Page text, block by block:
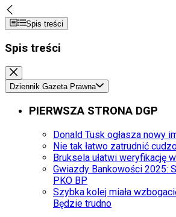
Spis treści
Spis treści
Dziennik Gazeta Prawna
PIERWSZA STRONA DGP
Donald Tusk ogłasza nowy
Nie tak łatwo zatrudnić
Bruksela ułatwi weryfikację
Gwiazdy Bankowości 2025:
PKO BP
Szybka kolej miała
Będzie trudno